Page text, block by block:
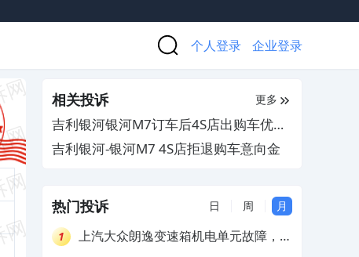
个人登录 企业登录
相关投诉 更多
吉利银河银河M7订车后4S店出购车优惠
政策，损害消费者合法权益
吉利银河-银河M7 4S店拒退购车意向金
热门投诉 日 周 月
1
上汽大众朗逸变速箱机电单元故障，厂